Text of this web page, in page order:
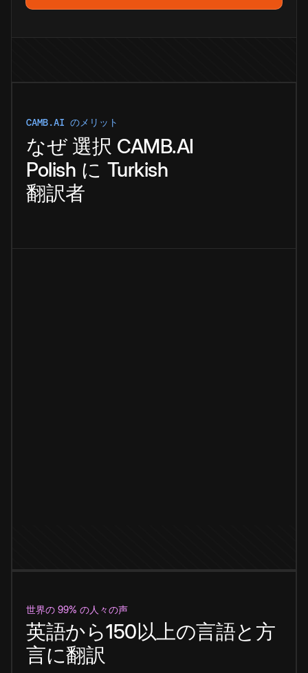
CAMB.AI のメリット
なぜ 選択 CAMB.AI
Polish に Turkish
翻訳者
世界の 99% の人々の声
英語から150以上の言語と方
言に翻訳